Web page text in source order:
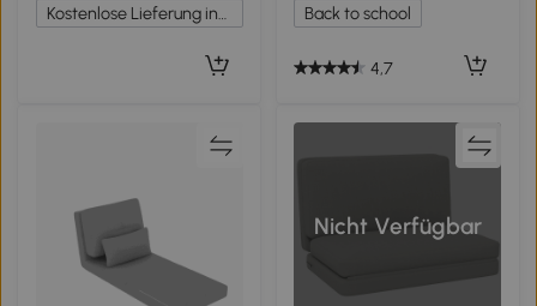
Kostenlose Lieferung innerhalb Deutschlands
Back to school
4,7
Nicht Verfügbar